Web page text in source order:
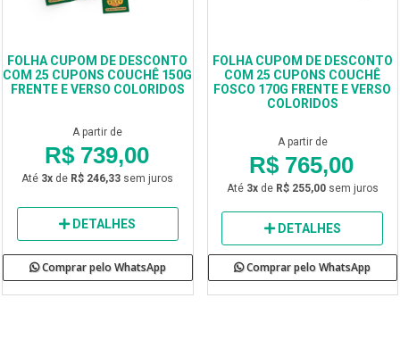
FOLHA CUPOM DE DESCONTO
COM 25 CUPONS COUCHÊ 150G
FRENTE E VERSO COLORIDOS
A partir de
R$ 739,00
Até 3x de R$ 246,33 sem juros
DETALHES
Comprar pelo WhatsApp
FOLHA CUPOM DE DESCONTO
COM 25 CUPONS COUCHÊ
FOSCO 170G FRENTE E VERSO
COLORIDOS
A partir de
R$ 765,00
Até 3xde R$ 255,00sem juros
DETALHES
Comprar pelo WhatsApp